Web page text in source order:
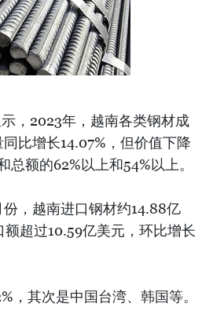
，2023年，越南各类钢材成
比增长14.07%，但价值下降
额的62%以上和54%以上。
，越南进口钢材约14.88亿
超过10.59亿美元，环比增长
，其次是中国台湾、韩国等。